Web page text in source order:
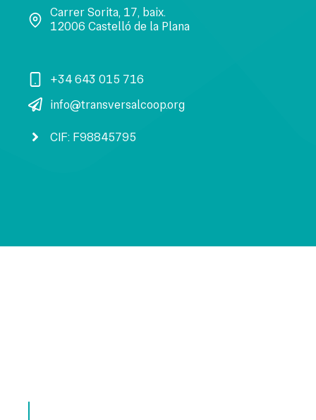
Carrer Sorita, 17, baix.
12006 Castelló de la Plana
+34 643 015 716
info@transversalcoop.org
CIF: F98845795